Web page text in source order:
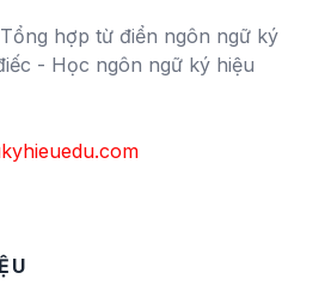
hợp từ điển ngôn ngữ ký
- Học ngôn ngữ ký hiệu